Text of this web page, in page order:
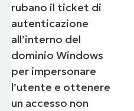
rubano il ticket di
autenticazione
all’interno del
dominio Windows
per impersonare
l’utente e ottenere
un accesso non